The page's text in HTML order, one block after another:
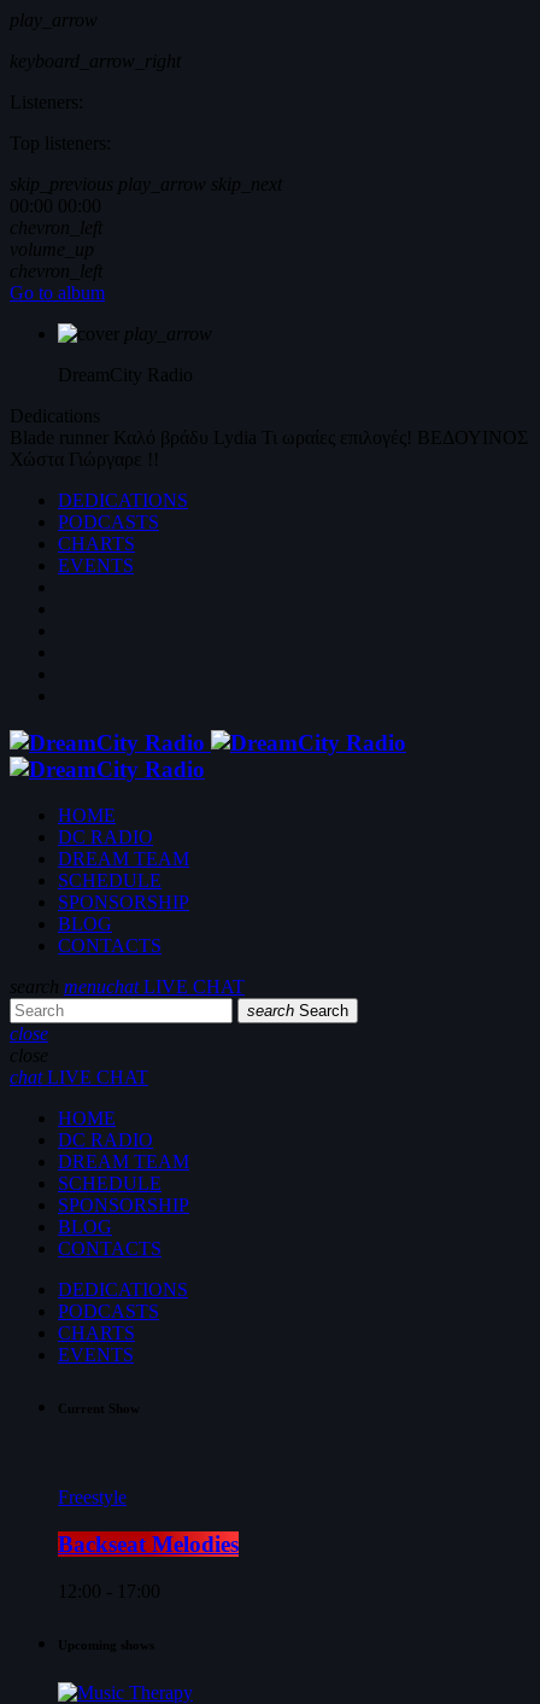
play_arrow
keyboard_arrow_right
Listeners:
Top listeners:
skip_previous play_arrow skip_next
00:00 00:00
chevron_left
volume_up
chevron_left
Go to album
play_arrow
DreamCity Radio
Dedications
Blade runner Καλό βράδυ Lydia Τι ωραίες επιλογές! ΒΕΔΟΥΙΝΟΣ
Χώστα Γιώργαρε !!
DEDICATIONS
PODCASTS
CHARTS
EVENTS
HOME
DC RADIO
DREAM TEAM
SCHEDULE
SPONSORSHIP
BLOG
CONTACTS
search menuchatLIVE CHAT
search Search
close
close
chatLIVE CHAT
HOME
DC RADIO
DREAM TEAM
SCHEDULE
SPONSORSHIP
BLOG
CONTACTS
DEDICATIONS
PODCASTS
CHARTS
EVENTS
Current Show
Freestyle
Backseat Melodies
12:00 - 17:00
Upcoming shows